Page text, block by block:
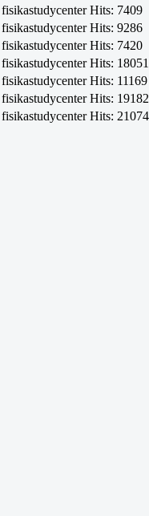
Hits: 7409
Hits: 9286
Hits: 7420
Hits: 18051
Hits: 11169
Hits: 19182
Hits: 21074